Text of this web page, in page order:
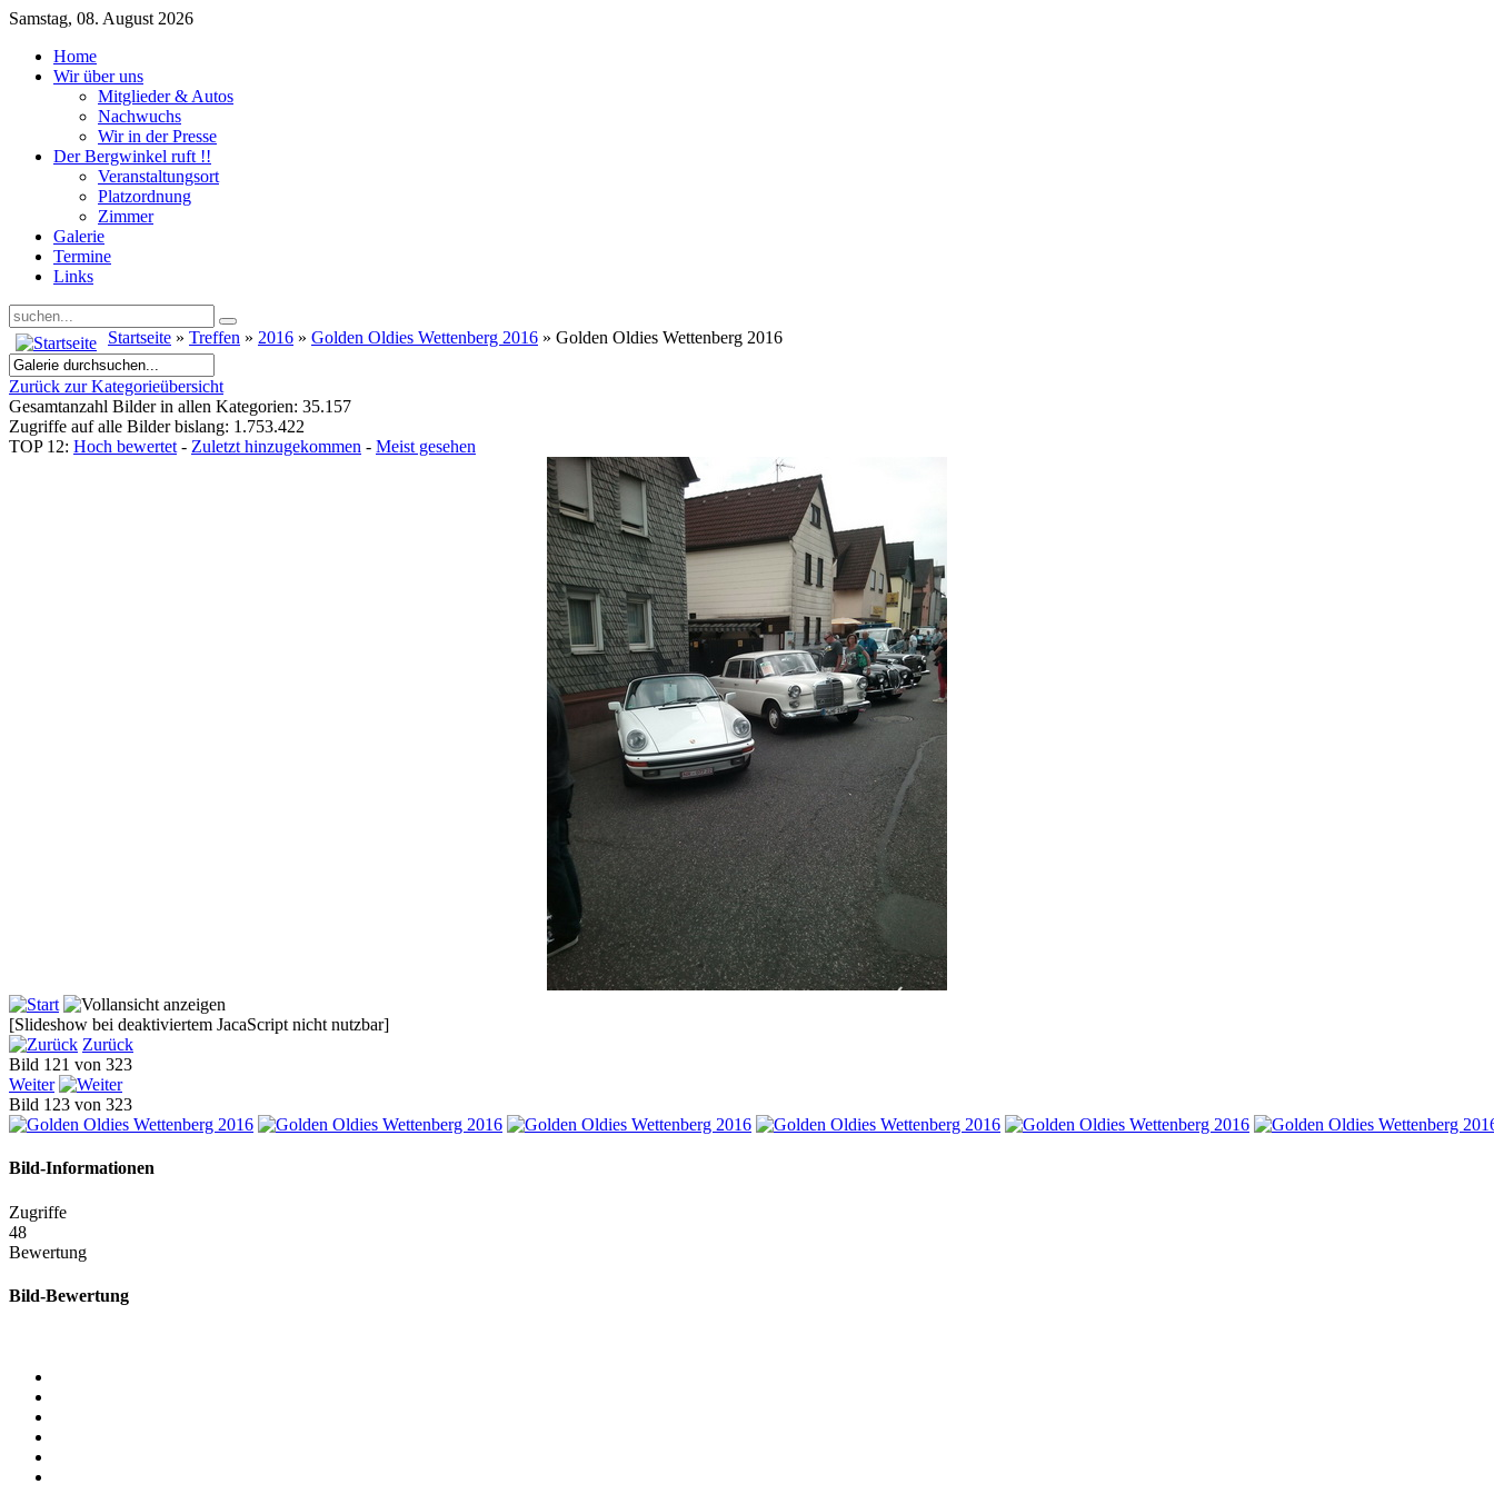
Samstag, 08. August 2026
Home
Wir über uns
Mitglieder & Autos
Nachwuchs
Wir in der Presse
Der Bergwinkel ruft !!
Veranstaltungsort
Platzordnung
Zimmer
Galerie
Termine
Links
Startseite » Treffen » 2016 » Golden Oldies Wettenberg 2016 » Golden Oldies Wettenberg 2016
Zurück zur Kategorieübersicht
Gesamtanzahl Bilder in allen Kategorien: 35.157
Zugriffe auf alle Bilder bislang: 1.753.422
TOP 12: Hoch bewertet - Zuletzt hinzugekommen - Meist gesehen
[Slideshow bei deaktiviertem JacaScript nicht nutzbar]
Zurück
Bild 121 von 323
Weiter
Bild 123 von 323
Bild-Informationen
Zugriffe
48
Bewertung
Bild-Bewertung